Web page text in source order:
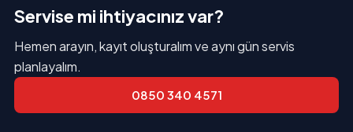
Servise mi ihtiyacınız var?
Hemen arayın, kayıt oluşturalım ve aynı gün servis
planlayalım.
0850 340 4571